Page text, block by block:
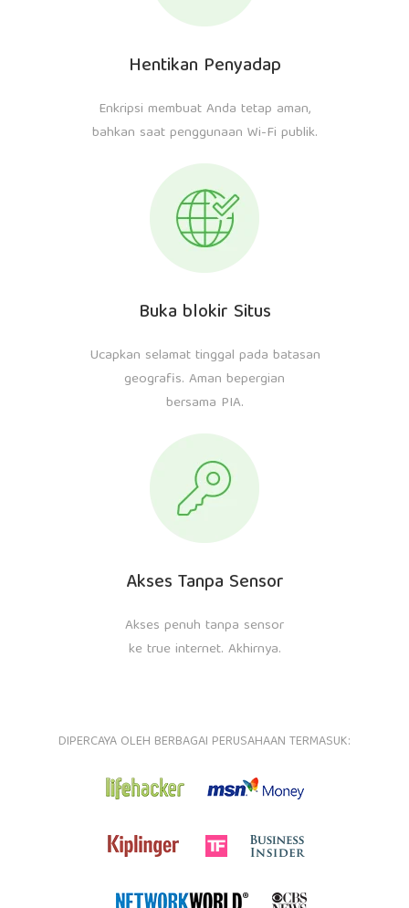
Hentikan Penyadap
Enkripsi membuat Anda tetap aman,
bahkan saat penggunaan Wi-Fi publik.
Buka blokir Situs
Ucapkan selamat tinggal pada batasan
geografis. Aman bepergian
bersama PIA.
Akses Tanpa Sensor
Akses penuh tanpa sensor
ke true internet. Akhirnya.
DIPERCAYA OLEH BERBAGAI PERUSAHAAN TERMASUK: